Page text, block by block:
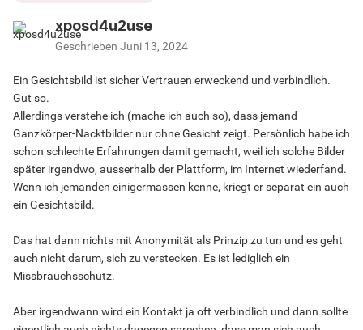
xposd4u2use
Geschrieben Juni 13, 2024
Ein Gesichtsbild ist sicher Vertrauen erweckend und verbindlich.
Gut so.
Allerdings verstehe ich (mache ich auch so), dass jemand
Ganzkörper-Nacktbilder nur ohne Gesicht zeigt. Persönlich habe ich
schon schlechte Erfahrungen damit gemacht, weil ich solche Bilder
später irgendwo, ausserhalb der Plattform, im Internet wiederfand.
Wenn ich jemanden einigermassen kenne, kriegt er separat ein auch
ein Gesichtsbild.
Das hat dann nichts mit Anonymität als Prinzip zu tun und es geht
auch nicht darum, sich zu verstecken. Es ist lediglich ein
Missbrauchsschutz.
Aber irgendwann wird ein Kontakt ja oft verbindlich und dann sollte